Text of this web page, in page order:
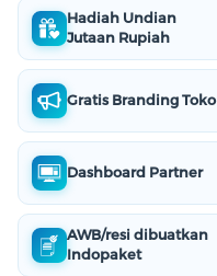
Hadiah Undian
Jutaan Rupiah
Gratis Branding Toko
Dashboard Partner
AWB/resi dibuatkan
Indopaket